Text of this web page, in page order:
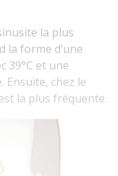
la plus
la forme d’une
39°C et une
Ensuite, chez le
la plus fréquente.